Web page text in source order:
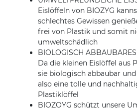
Eislöffeln von BIOZYG
schlechtes Gewissen
frei von Plastik und somit
umweltschädlich
BIOLOGISCH
Da die kleinen Eislöffel aus
sie biologisch abbaubar
also eine tolle und
Plastiklöffel
BIOZOYG schützt unsere